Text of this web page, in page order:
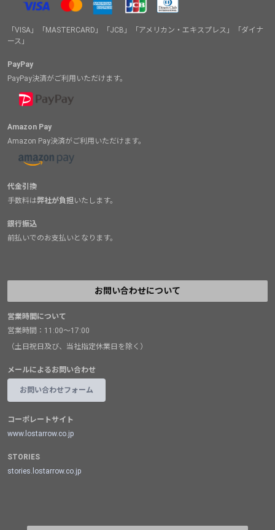
「VISA」「MASTERCARD」「JCB」「アメリカン・エキスプレス」「ダイナ
ース」
PayPay
PayPay決済がご利用いただけます。
Amazon Pay
Amazon Pay決済がご利用いただけます。
代金引換
手数料は弊社が負担 いたします。
銀行振込
前払いでのお支払いとなります。
お問い合わせについて
営業時間について
営業時間：11:00～17:00
（土日祝日及び、当社指定休業日を除く）
メールによるお問い合わせ
お問い合わせフォーム
コーポレートサイト
www.lostarrow.co.jp
STORIES
stories.lostarrow.co.jp